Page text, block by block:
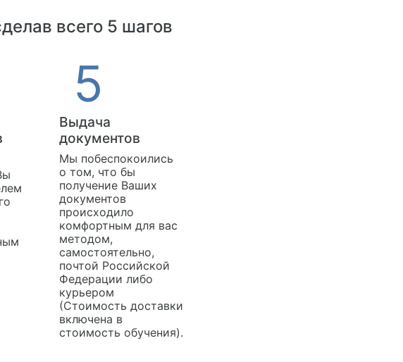
всего 5 шагов
Выдача
документов
Мы побеспокоились
о том, что бы
получение Ваших
документов
происходило
комфортным для вас
методом,
самостоятельно,
почтой Российской
Федерации либо
курьером
(Стоимость доставки
включена в
стоимость обучения).